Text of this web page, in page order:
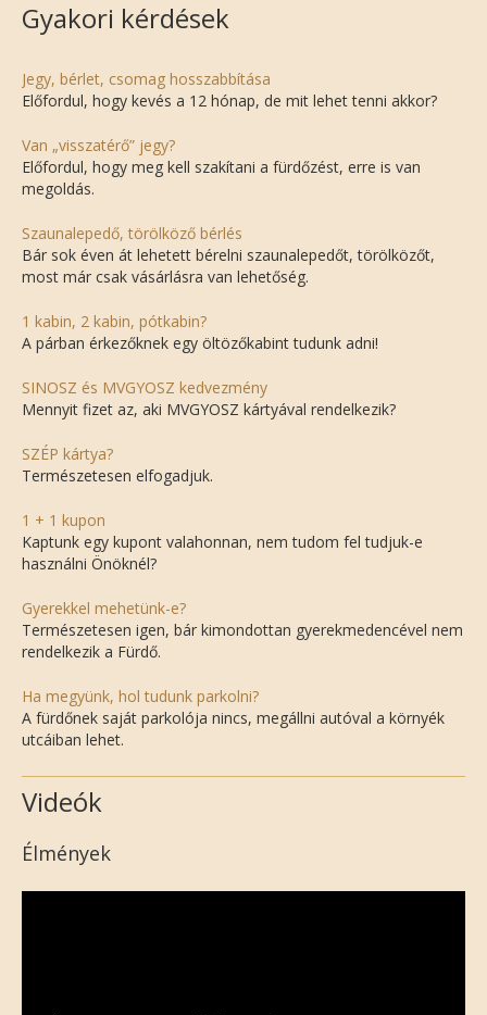
Gyakori kérdések
Jegy, bérlet, csomag hosszabbítása
Előfordul, hogy kevés a 12 hónap, de mit lehet tenni akkor?
Van „visszatérő” jegy?
Előfordul, hogy meg kell szakítani a fürdőzést, erre is van
megoldás.
Szaunalepedő, törölköző bérlés
Bár sok éven át lehetett bérelni szaunalepedőt, törölközőt,
most már csak vásárlásra van lehetőség.
1 kabin, 2 kabin, pótkabin?
A párban érkezőknek egy öltözőkabint tudunk adni!
SINOSZ és MVGYOSZ kedvezmény
Mennyit fizet az, aki MVGYOSZ kártyával rendelkezik?
SZÉP kártya?
Természetesen elfogadjuk.
1 + 1 kupon
Kaptunk egy kupont valahonnan, nem tudom fel tudjuk-e
használni Önöknél?
Gyerekkel mehetünk-e?
Természetesen igen, bár kimondottan gyerekmedencével nem
rendelkezik a Fürdő.
Ha megyünk, hol tudunk parkolni?
A fürdőnek saját parkolója nincs, megállni autóval a környék
utcáiban lehet.
Videók
Élmények